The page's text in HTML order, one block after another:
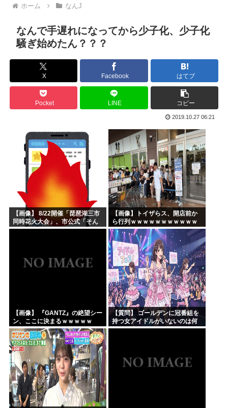
安倍晋三「ウラジミール、君と僕は同じ未来を見ている 」 ...
徴兵制度が復活したらお前らどうするの？
海外「鑑別機がないと天然と3万円の人工ダイヤを見分けられ...
産経調査「高市早苗は予備費から200億円超える支出を決め...
スヌーピーのアニメガチ勢だから質問をしろ
マイナ保険証さん、いうほど便利じゃなかった
1番好きなガンダムタイプMSあげていって100で集計取る
海外「日本人は何に使ってるんだ？」 世界的ブームの日本の...
安倍晋三「移民受け入れ拡大するよ！」日本人「いいね！自民...
アニメってなんで基本つまらないの？
ガルパン作者、ついに一線を超える
自称愛国者の高市早苗、なぜか8月6日に歯医者の予約を入れ...
ホーム なんJ
なんで手遅れになってから少子化、少子化
騒ぎ始めたん？？？
X Facebook はてブ
Pocket LINE コピー
2019.10.27 06:21
【画像】 8/22開催「琵琶湖三市
同時花火大会」、市公式「そん
な花火大会は存在しない」→
【画像】トイザらス、開店前か
ら行列ｗｗｗｗｗｗｗｗｗｗｗ
ｗｗｗｗｗ
【画像】 『GANTZ』の絶望シー
ン、ここに決まるｗｗｗｗｗ
【質問】 ゴールデンに冠番組を
持つ女アイドルがいないのは何
故なのか？